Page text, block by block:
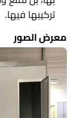
تركيبها فيها.
معرض الصور